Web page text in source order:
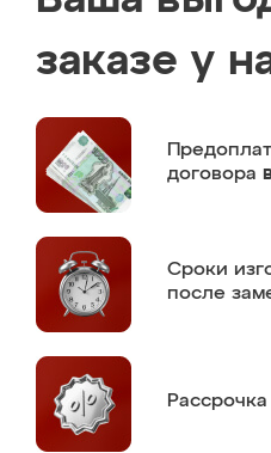
заказе у
договора
Сроки
после
Рассрочка